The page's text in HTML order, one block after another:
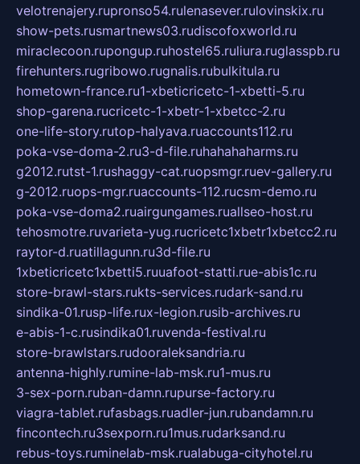
velotrenajery.rupronso54.rulenasever.rulovinskix.ru
show-pets.rusmartnews03.rudiscofoxworld.ru
miraclecoon.rupongup.ruhostel65.ruliura.ruglasspb.ru
firehunters.rugribowo.rugnalis.rubulkitula.ru
hometown-france.ru1-xbeticricetc-1-xbetti-5.ru
shop-garena.rucricetc-1-xbetr-1-xbetcc-2.ru
one-life-story.rutop-halyava.ruaccounts112.ru
poka-vse-doma-2.ru3-d-file.ruhahahaharms.ru
g2012.rutst-1.rushaggy-cat.ruopsmgr.ruev-gallery.ru
g-2012.ruops-mgr.ruaccounts-112.rucsm-demo.ru
poka-vse-doma2.ruairgungames.ruallseo-host.ru
tehosmotre.ruvarieta-yug.rucricetc1xbetr1xbetcc2.ru
raytor-d.ruatillagunn.ru3d-file.ru
1xbeticricetc1xbetti5.ruuafoot-statti.rue-abis1c.ru
store-brawl-stars.rukts-services.rudark-sand.ru
sindika-01.rusp-life.rux-legion.rusib-archives.ru
e-abis-1-c.rusindika01.ruvenda-festival.ru
store-brawlstars.rudooraleksandria.ru
antenna-highly.rumine-lab-msk.ru1-mus.ru
3-sex-porn.ruban-damn.rupurse-factory.ru
viagra-tablet.rufasbags.ruadler-jun.rubandamn.ru
fincontech.ru3sexporn.ru1mus.rudarksand.ru
rebus-toys.ruminelab-msk.rualabuga-cityhotel.ru